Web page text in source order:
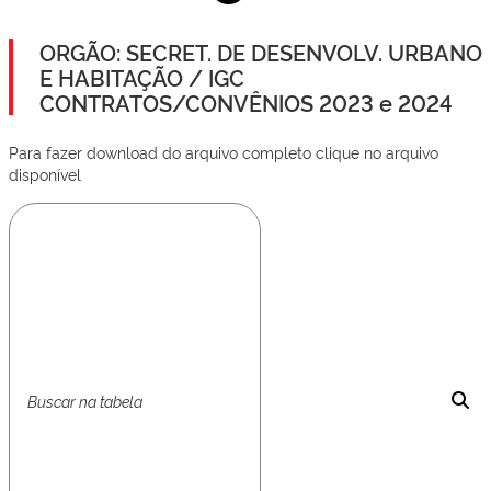
ORGÃO: SECRET. DE DESENVOLV. URBANO
E HABITAÇÃO / IGC
CONTRATOS/CONVÊNIOS 2023 e 2024
Para fazer download do arquivo completo clique no arquivo
disponível